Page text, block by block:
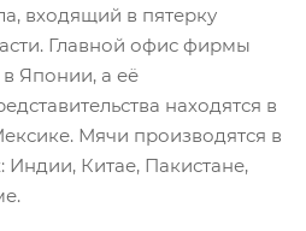
входящий в пятерку
Главной офис фирмы
Японии, а её
находятся в
Мячи производятся в
Индии, Китае, Пакистане,